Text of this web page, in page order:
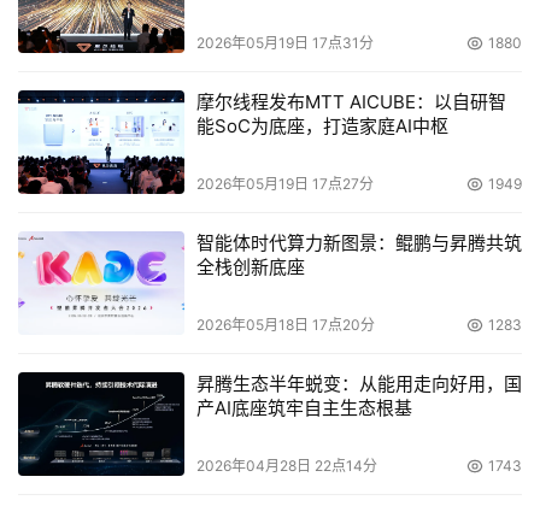
directional data mobility)支援。无论是在生产环境中与测
试系统中进行数据移转，抑或每日因快速数据整合而须系统
量地传输数据，无须消耗主机或LAN的资源。此外，这项新
功能将帮助企业客户能够完整移转其原有储存资产，至
EMC领先业界的CLARiiON CX系列网络储存平台。
现今，企业客户将能享有这项以磁盘阵列为主的创新数
据移转软件，协助其顺利从HP HSG80为主的
StorageWorks磁盘阵列移转至EMC储存方案，例如
将于今年第四季支援IBM、Sun、Hitachi Data Systems，
以及其它HP StorageWorks磁盘阵列。SAN Copy亦将于
明年第一季持续提升复制功能，并进一步增进其data
mobility于网络储存环境的功能。
2026年05月19日 17点31分 1880
摩尔线程发布MTT AICUBE：以自研智
能SoC为底座，打造家庭AI中枢
2026年05月19日 17点27分 1949
智能体时代算力新图景：鲲鹏与昇腾共筑
全栈创新底座
2026年05月18日 17点20分 1283
昇腾生态半年蜕变：从能用走向好用，国
产AI底座筑牢自主生态根基
2026年04月28日 22点14分 1743